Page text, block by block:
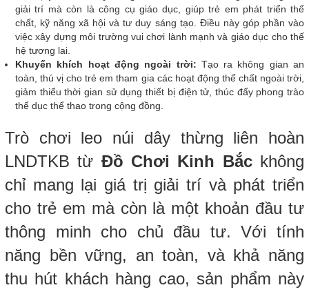
giải trí mà còn là công cụ giáo dục, giúp trẻ em phát triển thể
chất, kỹ năng xã hội và tư duy sáng tạo. Điều này góp phần vào
việc xây dựng môi trường vui chơi lành mạnh và giáo dục cho thế
hệ tương lai.
Khuyến khích hoạt động ngoài trời: Tạo ra không gian an
toàn, thú vị cho trẻ em tham gia các hoạt động thể chất ngoài trời,
giảm thiểu thời gian sử dụng thiết bị điện tử, thúc đẩy phong trào
thể dục thể thao trong cộng đồng.
Trò chơi leo núi dây thừng liên hoàn
LNDTKB từ Đồ Chơi Kinh Bắckhông
chỉ mang lại giá trị giải trí và phát triển
cho trẻ em mà còn là một khoản đầu tư
thông minh cho chủ đầu tư. Với tính
năng bền vững, an toàn, và khả năng
thu hút khách hàng cao, sản phẩm này